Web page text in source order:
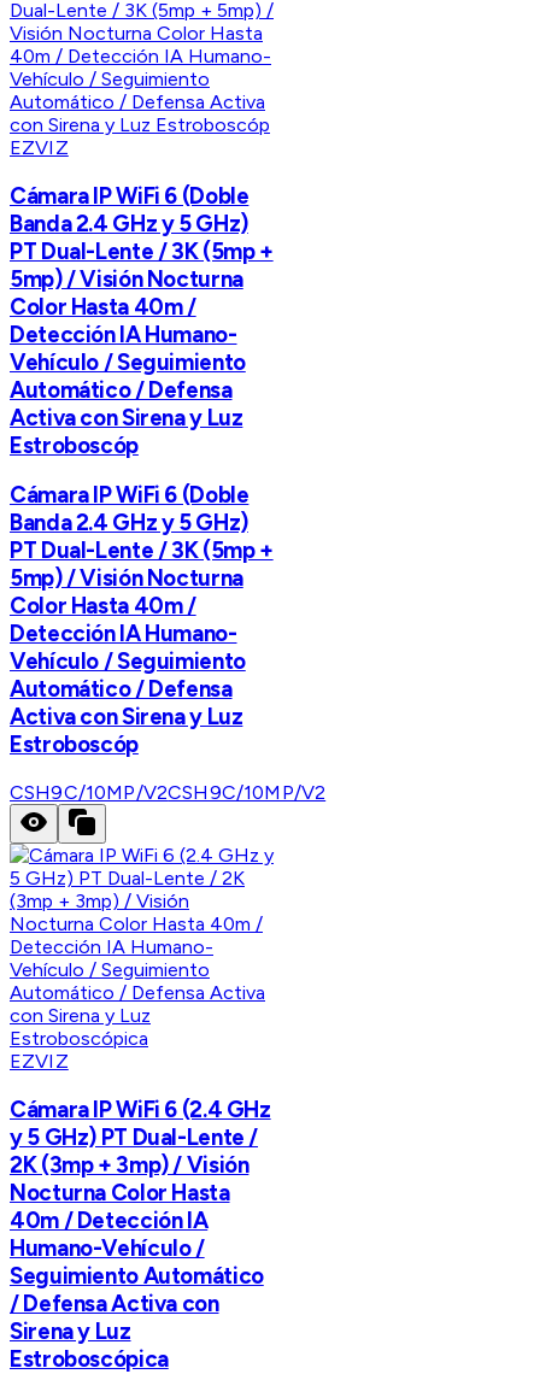
EZVIZ
Cámara IP WiFi 6 (Doble
Banda 2.4 GHz y 5 GHz)
PT Dual-Lente / 3K (5mp +
5mp) / Visión Nocturna
Color Hasta 40m /
Detección IA Humano-
Vehículo / Seguimiento
Automático / Defensa
Activa con Sirena y Luz
Estroboscóp
Cámara IP WiFi 6 (Doble
Banda 2.4 GHz y 5 GHz)
PT Dual-Lente / 3K (5mp +
5mp) / Visión Nocturna
Color Hasta 40m /
Detección IA Humano-
Vehículo / Seguimiento
Automático / Defensa
Activa con Sirena y Luz
Estroboscóp
CSH9C/10MP/V2CSH9C/10MP/V2
EZVIZ
Cámara IP WiFi 6 (2.4 GHz
y 5 GHz) PT Dual-Lente /
2K (3mp + 3mp) / Visión
Nocturna Color Hasta
40m / Detección IA
Humano-Vehículo /
Seguimiento Automático
/ Defensa Activa con
Sirena y Luz
Estroboscópica